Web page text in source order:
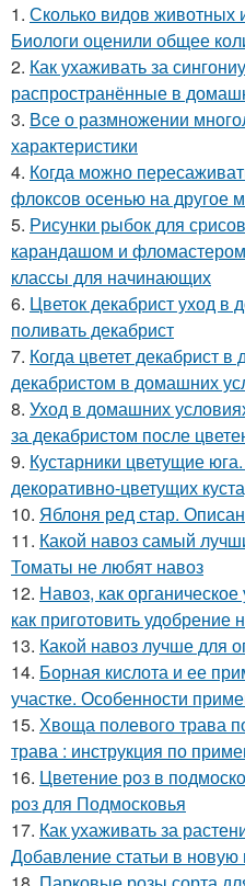
1. Сколько видов животных
Биологи оценили общее
2. Как ухаживать за
распространённые в
3. Все о размножении
характеристики
4. Когда можно
флоксов осенью на другое
5. Рисунки рыбок для
карандашом и
классы для начинающих
6. Цветок декабрист уход в
поливать декабрист
7. Когда цветет декабрист
декабристом в домашних
8. Уход в домашних
за декабристом после
9. Кустарники цветущие
декоративно-цветущих
10. Яблоня ред стар.
11. Какой навоз самый
Томаты не любят навоз
12. Навоз, как
как приготовить удобрение
13. Какой навоз лучше для
14. Борная кислота и ее
участке. Особенности
15. Хвоща полевого трава
трава : инструкция по
16. Цветение роз в
роз для Подмосковья
17. Как ухаживать за
Добавление статьи в новую